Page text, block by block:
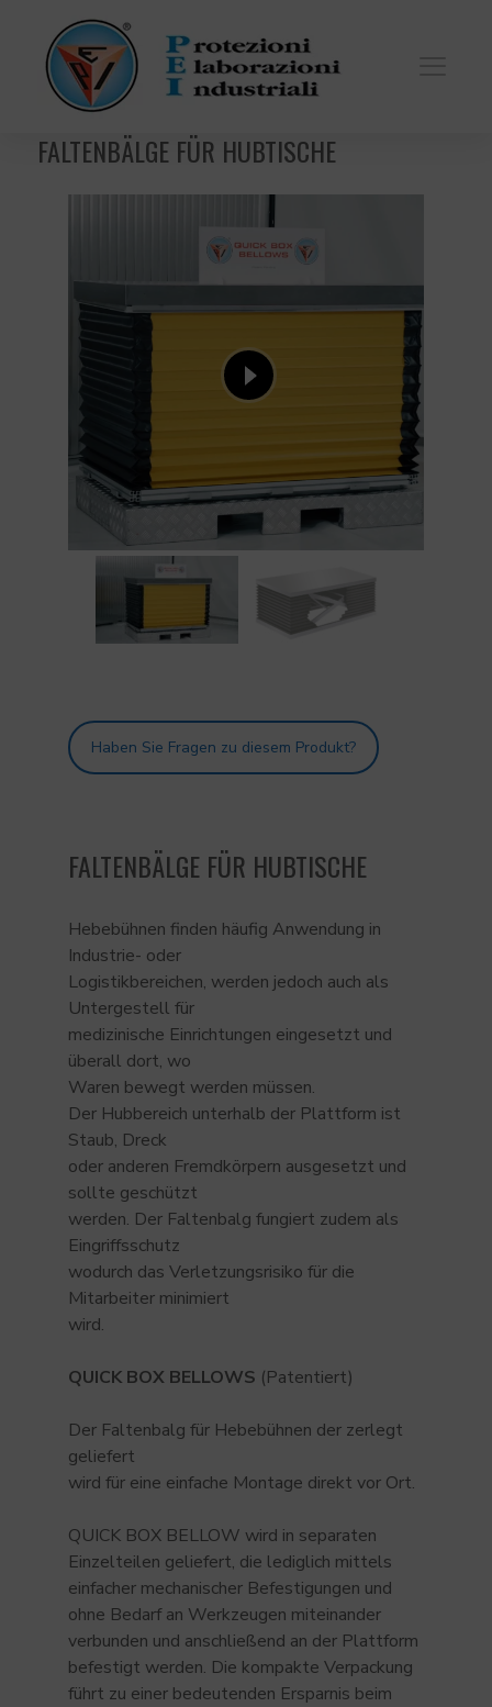
FALTENBÄLGE FÜR HUBTISCHE
Haben Sie Fragen zu diesem Produkt?
FALTENBÄLGE FÜR HUBTISCHE
Hebebühnen finden häufig Anwendung in
Industrie- oder
Logistikbereichen, werden jedoch auch als
Untergestell für
medizinische Einrichtungen eingesetzt und
überall dort, wo
Waren bewegt werden müssen.
Der Hubbereich unterhalb der Plattform ist
Staub, Dreck
oder anderen Fremdkörpern ausgesetzt und
sollte geschützt
werden. Der Faltenbalg fungiert zudem als
Eingriffsschutz
wodurch das Verletzungsrisiko für die
Mitarbeiter minimiert
wird.
QUICK BOX BELLOWS (Patentiert)
Der Faltenbalg für Hebebühnen der zerlegt
geliefert
wird für eine einfache Montage direkt vor Ort.
QUICK BOX BELLOW wird in separaten
Einzelteilen geliefert, die lediglich mittels
einfacher mechanischer Befestigungen und
ohne Bedarf an Werkzeugen miteinander
verbunden und anschließend an der Plattform
befestigt werden. Die kompakte Verpackung
führt zu einer bedeutenden Ersparnis beim